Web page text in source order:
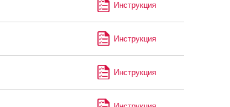
Инструкция
Инструкция
Инструкция